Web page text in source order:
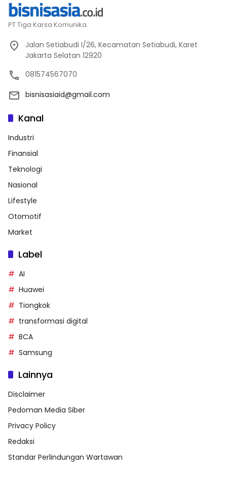
PT Tiga Karsa Komunika.
Jalan Setiabudi I/26, Kecamatan Setiabudi, Karet
Jakarta Selatan 12920
081574567070
bisnisasiaid@gmail.com
Kanal
Industri
Finansial
Teknologi
Nasional
Lifestyle
Otomotif
Market
Label
AI
Huawei
Tiongkok
transformasi digital
BCA
Samsung
Lainnya
Disclaimer
Pedoman Media Siber
Privacy Policy
Redaksi
Standar Perlindungan Wartawan